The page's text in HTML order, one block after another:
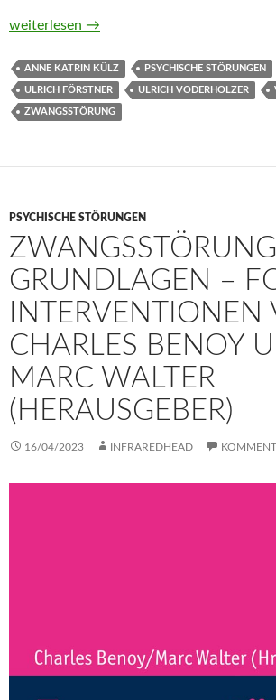
Zwangsstörungen erfolgreich
weiterlesen →
ANNE KATRIN KÜLZ PSYCHISCHE STÖRUNGEN
ULRICH FÖRSTNER ULRICH VODERHOLZER
ZWANGSSTÖRUNG
PSYCHISCHE STÖRUNGEN
GRUNDLAGEN –
INTERVENTIONEN
CHARLES BENOY
MARC WALTER
(HERAUSGEBER)
16/04/2023 INFRAREDHEAD